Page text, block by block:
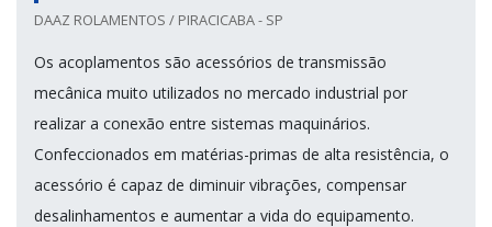
DAAZ ROLAMENTOS / PIRACICABA - SP
Os acoplamentos são acessórios de transmissão
mecânica muito utilizados no mercado industrial por
realizar a conexão entre sistemas maquinários.
Confeccionados em matérias-primas de alta resistência, o
acessório é capaz de diminuir vibrações, compensar
desalinhamentos e aumentar a vida do equipamento.